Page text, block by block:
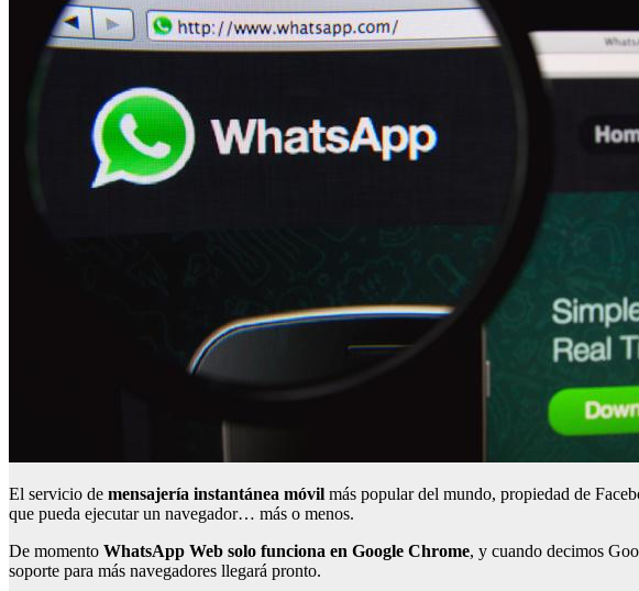
El servicio de mensajería instantánea móvil más popular del mundo, propiedad de
que pueda ejecutar un navegador… más o menos.
De momento WhatsApp Web solo funciona en Google Chrome, y cuando decimos
soporte para más navegadores llegará pronto.